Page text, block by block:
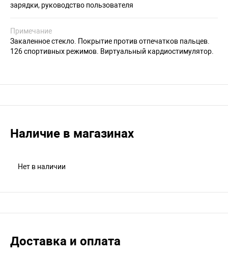
зарядки, руководство пользователя
Примечание
Закаленное стекло. Покрытие против отпечатков пальцев.
126 спортивных режимов. Виртуальный кардиостимулятор.
Наличие в магазинах
Нет в наличии
Доставка и оплата